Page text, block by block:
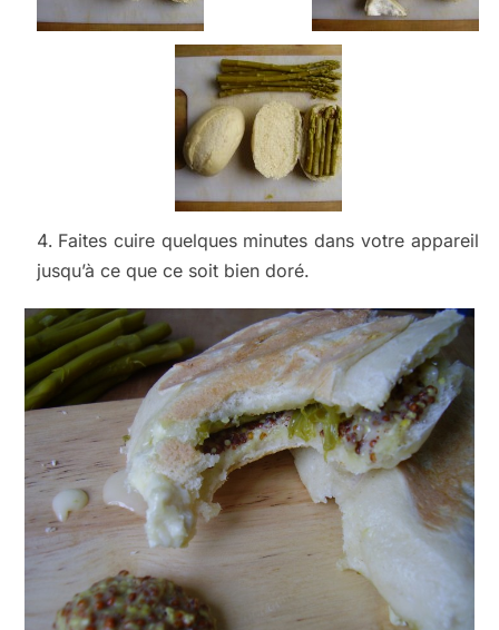
Faites cuire quelques minutes dans votre appareil
jusqu’à ce que ce soit bien doré.